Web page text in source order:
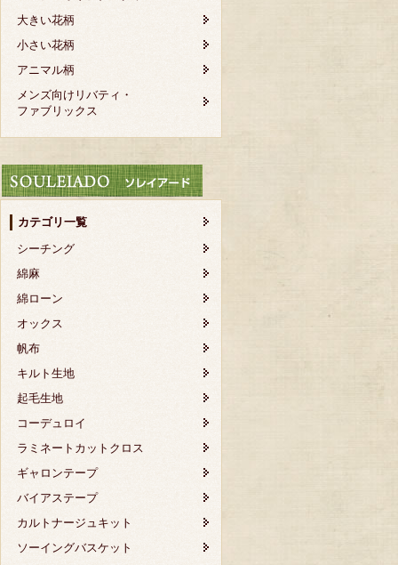
大きい花柄
小さい花柄
アニマル柄
メンズ向けリバティ・
ファブリックス
カテゴリ一覧
シーチング
綿麻
綿ローン
オックス
帆布
キルト生地
起毛生地
コーデュロイ
ラミネートカットクロス
ギャロンテープ
バイアステープ
カルトナージュキット
ソーイングバスケット